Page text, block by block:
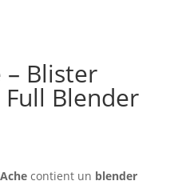
– Blister
Blender
contient un blender